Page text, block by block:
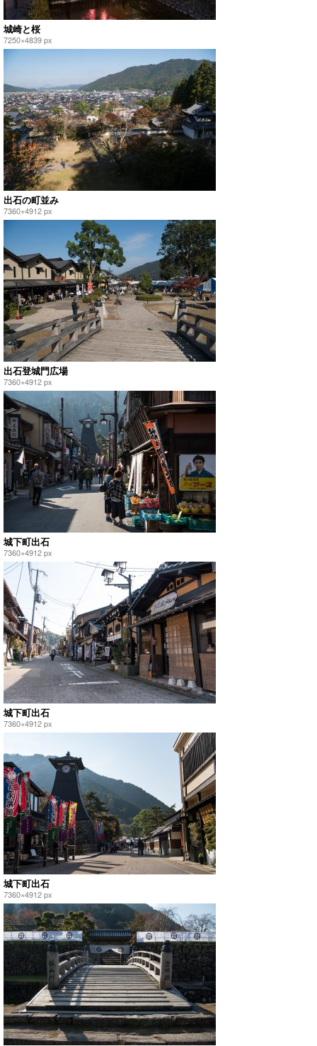
城崎と桜
7250×4839 px
出石の町並み
7360×4912 px
出石登城門広場
7360×4912 px
城下町出石
7360×4912 px
城下町出石
7360×4912 px
城下町出石
7360×4912 px